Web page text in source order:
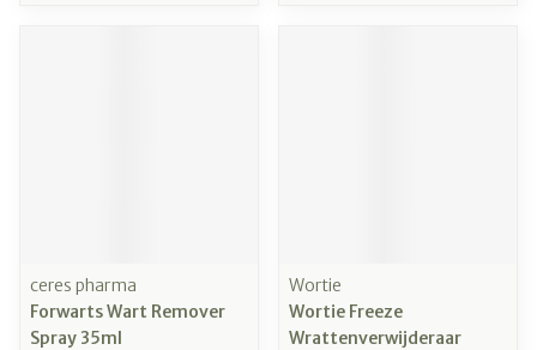
ceres pharma
Forwarts Wart Remover
Spray 35ml
Wortie
Wortie Freeze
Wrattenverwijderaar